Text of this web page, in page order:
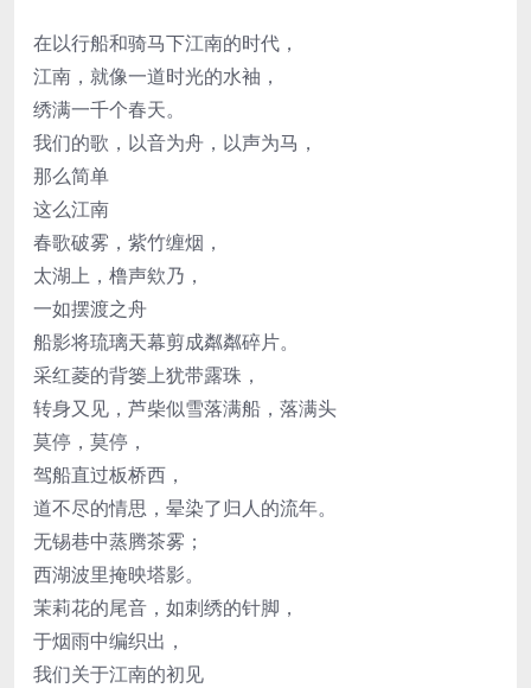
在以行船和骑马下江南的时代，
江南，就像一道时光的水袖，
绣满一千个春天。
我们的歌，以音为舟，以声为马，
那么简单
这么江南
春歌破雾，紫竹缠烟，
太湖上，橹声欸乃，
一如摆渡之舟
船影将琉璃天幕剪成粼粼碎片。
采红菱的背篓上犹带露珠，
转身又见，芦柴似雪落满船，落满头
莫停，莫停，
驾船直过板桥西，
道不尽的情思，晕染了归人的流年。
无锡巷中蒸腾茶雾；
西湖波里掩映塔影。
茉莉花的尾音，如刺绣的针脚，
于烟雨中编织出，
我们关于江南的初见